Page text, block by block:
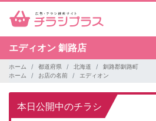
エディオン 釧路店
ホーム 都道府県 北海道
釧路郡釧路町
ホーム
お店の名前 エディオン
本日公開中のチラシ